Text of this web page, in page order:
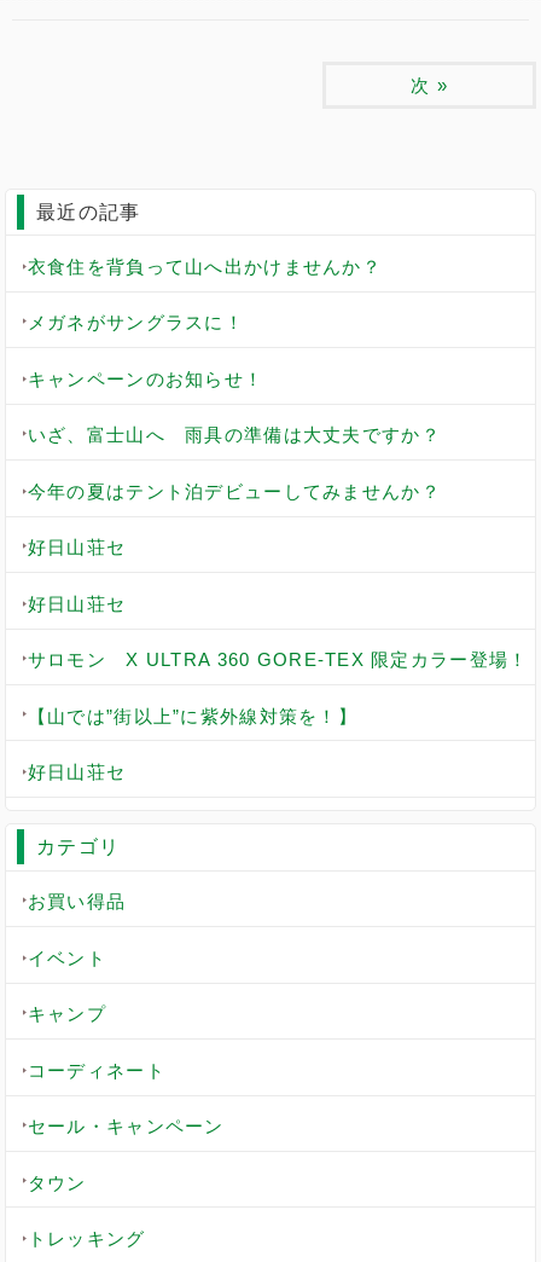
次 »
最近の記事
衣食住を背負って山へ出かけませんか？
メガネがサングラスに！
キャンペーンのお知らせ！
いざ、富士山へ 雨具の準備は大丈夫ですか？
今年の夏はテント泊デビューしてみませんか？
好日山荘セ
好日山荘セ
サロモン X ULTRA 360 GORE-TEX 限定カラー登場！
【山では”街以上”に紫外線対策を！】
好日山荘セ
カテゴリ
お買い得品
イベント
キャンプ
コーディネート
セール・キャンペーン
タウン
トレッキング